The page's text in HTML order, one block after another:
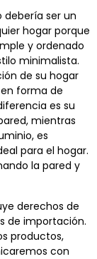
debería ser un
hogar porque
y ordenado
minimalista.
de su hogar
forma de
es su
mientras
es
para el hogar.
la pared y
derechos de
de importación.
productos,
con